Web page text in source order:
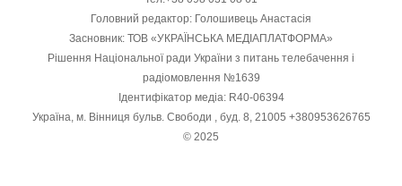
Головний редактор: Голошивець Анастасія
Засновник: ТОВ «УКРАЇНСЬКА МЕДІАПЛАТФОРМА»
Рішення Національної ради України з питань телебачення і
радіомовлення №1639
Ідентифікатор медіа: R40-06394
Україна, м. Вінниця бульв. Свободи , буд. 8, 21005 +380953626765
© 2025